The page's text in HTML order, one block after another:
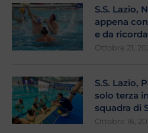
S.S. Lazio,
appena
e da
Ottobre 21,
S.S. Lazio,
solo terza
squadra di
Ottobre 16,